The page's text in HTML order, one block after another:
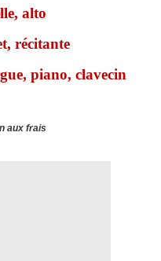
alto
récitante
piano, clavecin
aux frais